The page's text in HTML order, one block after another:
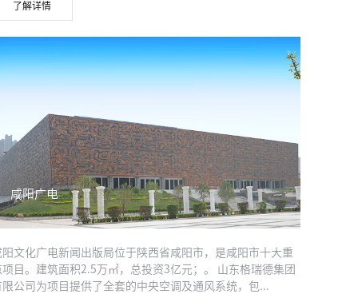
了解详情
咸阳广电
阳文化广电新闻出版局位于陕西省咸阳市，是咸阳市十大重
项目。建筑面积2.5万㎡，总投资3亿元；。 山东格瑞德集团
限公司为项目提供了全套的中央空调及通风系统，包...